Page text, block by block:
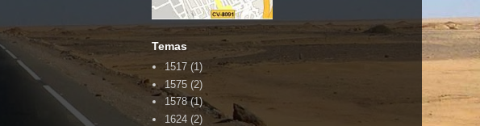
Temas
1517 (1)
1575 (2)
1578 (1)
1624 (2)